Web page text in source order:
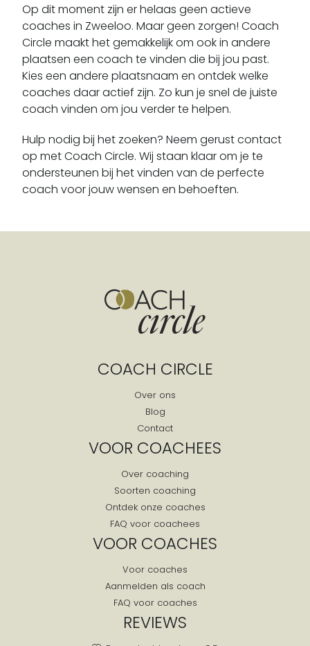
Coevorden
Dalen
Dalerpeel
Dalerveen
Darp
De Groeve
De Kiel
De Punt
De Schiphorst
De Wijk
Deurze
Drogteropslagen
Op dit moment zijn er helaas geen actieve
coaches in Zweeloo. Maar geen zorgen! Coach
Circle maakt het gemakkelijk om ook in andere
plaatsen een coach te vinden die bij jou past.
Kies een andere plaatsnaam en ontdek welke
coaches daar actief zijn. Zo kun je snel de juiste
coach vinden om jou verder te helpen.
Hulp nodig bij het zoeken? Neem gerust contact
op met Coach Circle. Wij staan klaar om je te
ondersteunen bij het vinden van de perfecte
coach voor jouw wensen en behoeften.
COACH CIRCLE
Over ons
Blog
Contact
VOOR COACHEES
Over coaching
Soorten coaching
Ontdek onze coaches
FAQ voor coachees
VOOR COACHES
Voor coaches
Aanmelden als coach
FAQ voor coaches
REVIEWS